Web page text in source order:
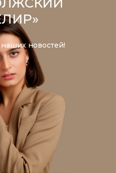
новостей!